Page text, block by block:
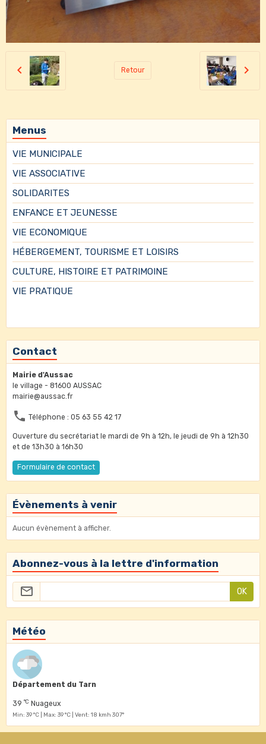
Retour
Menus
VIE MUNICIPALE
VIE ASSOCIATIVE
SOLIDARITES
ENFANCE ET JEUNESSE
VIE ECONOMIQUE
HÉBERGEMENT, TOURISME ET LOISIRS
CULTURE, HISTOIRE ET PATRIMOINE
VIE PRATIQUE
Contact
Mairie d'Aussac
le village - 81600 AUSSAC
mairie@aussac.fr
Téléphone : 05 63 55 42 17
Ouverture du secrétariat le mardi de 9h à 12h, le jeudi de 9h à 12h30
et de 13h30 à 16h30
Formulaire de contact
Évènements à venir
Aucun évènement à afficher.
Abonnez-vous à la lettre d'information
OK
Météo
Département du Tarn
39 °C Nuageux
Min: 39 °C | Max: 39 °C | Vent: 18 kmh 307°